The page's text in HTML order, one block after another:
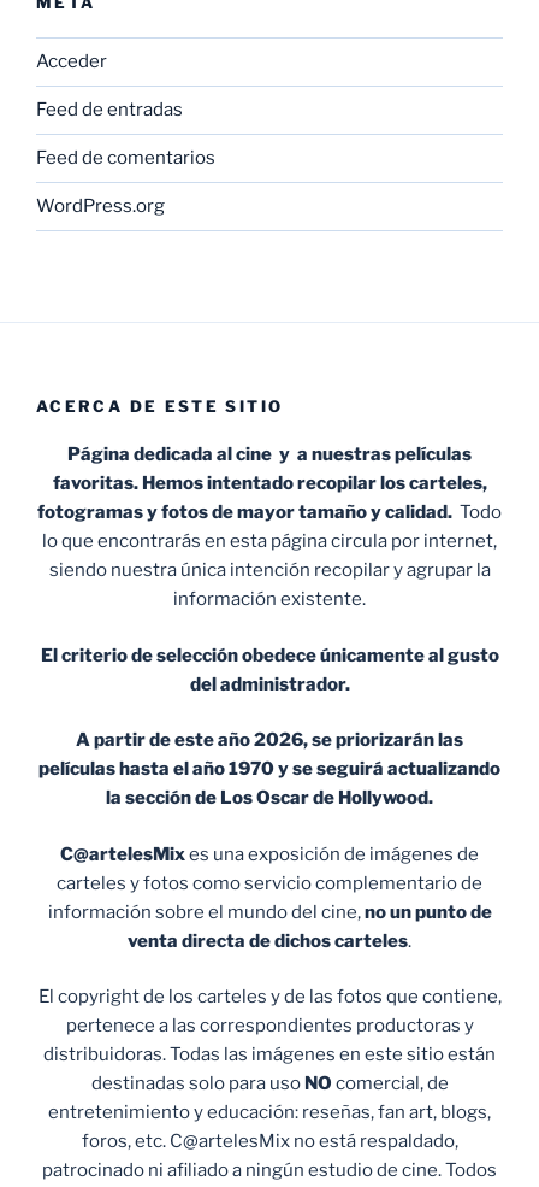
Acceder
Feed de entradas
Feed de comentarios
WordPress.org
ACERCA DE ESTE SITIO
Página dedicada al cine y a nuestras películas
favoritas. Hemos intentado recopilar los carteles,
fotogramas y fotos de mayor tamaño y calidad. Todo
lo que encontrarás en esta página circula por internet,
siendo nuestra única intención recopilar y agrupar la
información existente.
El criterio de selección obedece únicamente al gusto
del administrador.
A partir de este año 2026, se priorizarán las
películas hasta el año 1970 y se seguirá actualizando
la sección de Los Oscar de Hollywood.
C@artelesMixes una exposición de imágenes de
carteles y fotos como servicio complementario de
información sobre el mundo del cine,no un punto de
venta directa de dichos carteles.
El copyright de los carteles y de las fotos que contiene,
pertenece a las correspondientes productoras y
distribuidoras. Todas las imágenes en este sitio están
destinadas solo para uso NO comercial, de
entretenimiento y educación: reseñas, fan art, blogs,
foros, etc. C@artelesMix no está respaldado,
patrocinado ni afiliado a ningún estudio de cine. Todos